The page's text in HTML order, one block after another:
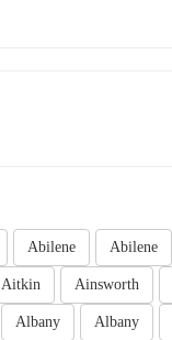
Abilene
Abilene
Ainsworth
Aitkin
Albany
Albany